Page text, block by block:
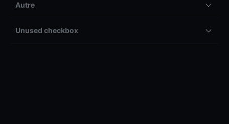
Autre
Unused checkbox